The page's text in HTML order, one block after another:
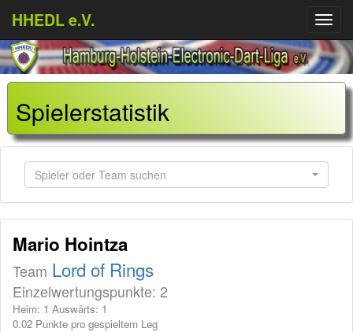
HHEDL e.V.
Menü
Spielerstatistik
Spieler oder Team suchen
Mario Hointza
Team Lord of Rings
Einzelwertungspunkte: 2
Heim: 1 Auswärts: 1
0.02 Punkte pro gespieltem Leg